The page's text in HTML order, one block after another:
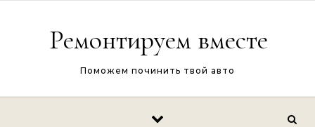
Ремонтируем вместе
Поможем починить твой авто